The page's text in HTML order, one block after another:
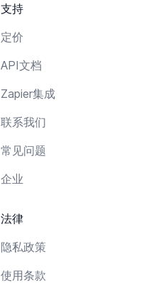
支持
定价
API文档
Zapier集成
联系我们
常见问题
企业
法律
隐私政策
使用条款